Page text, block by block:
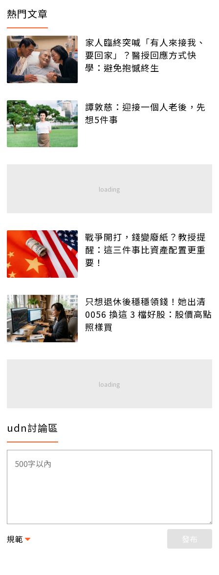
熱門文章
家人臨終突喊「有人來接我、
要回家」？醫授回應方式快
學：避免抱憾終生
譚敦慈：迎接一個人老後，先
想5件事
戰爭開打，錢變廢紙？教授提
醒：這三件事比資產配置更重
要！
只想退休後穩穩領錢！她出清
0056 換這 3 檔好股：股價高點
照樣買
udn討論區
規範 發布